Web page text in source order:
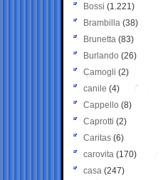
Bossi (1.221)
Brambilla (38)
Brunetta (83)
Burlando (26)
Camogli (2)
canile (4)
Cappello (8)
Caprotti (2)
Caritas (6)
carovita (170)
casa (247)